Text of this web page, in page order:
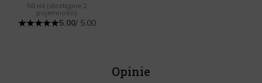
50 ml (dostępne 2
pojemności)
5.00/ 5.00
Opinie